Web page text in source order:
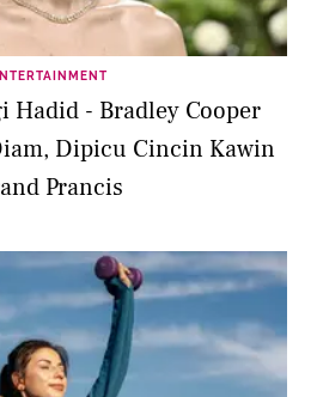
Hadid - Bradley Cooper
Dipicu Cincin Kawin
Prancis